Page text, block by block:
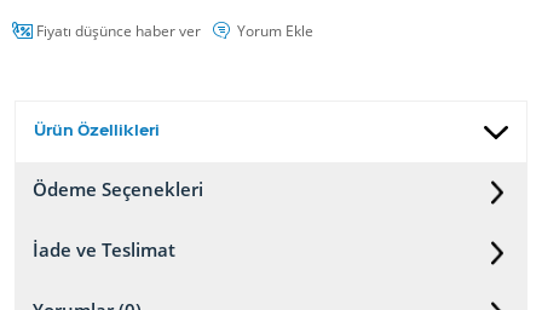
Fiyatı düşünce haber ver Yorum Ekle
Ürün Özellikleri
Ödeme Seçenekleri
İade ve Teslimat